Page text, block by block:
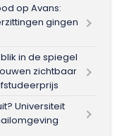
op Avans:
gingen
in de spiegel
zichtbaar
Universiteit